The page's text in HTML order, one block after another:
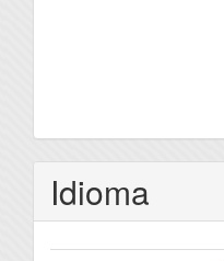
Idioma